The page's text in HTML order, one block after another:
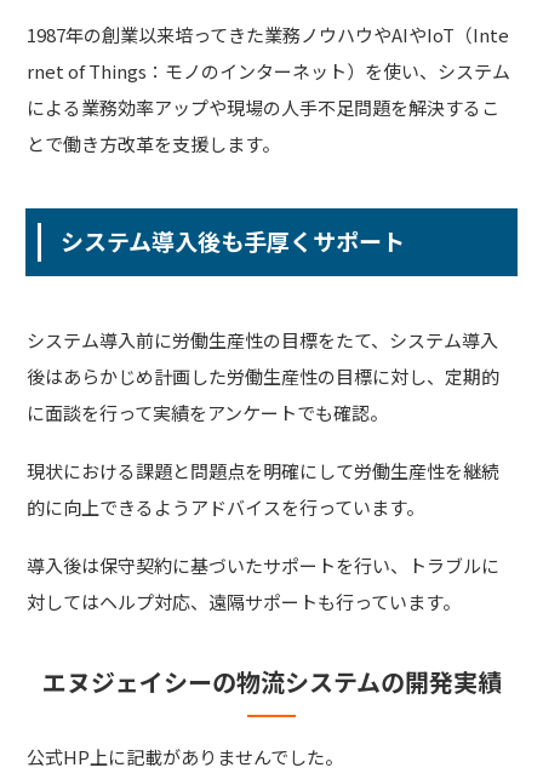
1987年の創業以来培ってきた業務ノウハウやAIやIoT（Inte
rnet of Things：モノのインターネット）を使い、システム
による業務効率アップや現場の人手不足問題を解決するこ
とで働き方改革を支援します。
システム導入後も手厚くサポート
システム導入前に労働生産性の目標をたて、システム導入
後はあらかじめ計画した労働生産性の目標に対し、定期的
に面談を行って実績をアンケートでも確認。
現状における課題と問題点を明確にして労働生産性を継続
的に向上できるようアドバイスを行っています。
導入後は保守契約に基づいたサポートを行い、トラブルに
対してはヘルプ対応、遠隔サポートも行っています。
エヌジェイシーの物流システムの開発実績
公式HP上に記載がありませんでした。